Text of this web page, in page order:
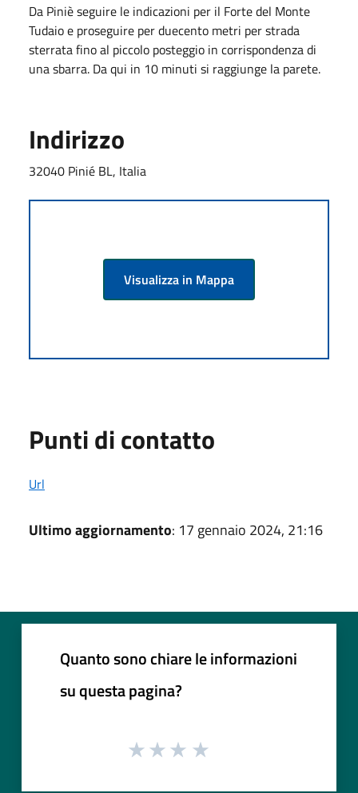
Da Piniè seguire le indicazioni per il Forte del Monte
Tudaio e proseguire per duecento metri per strada
sterrata fino al piccolo posteggio in corrispondenza di
una sbarra. Da qui in 10 minuti si raggiunge la parete.
Indirizzo
32040 Pinié BL, Italia
Visualizza in Mappa
Punti di contatto
Url
Ultimo aggiornamento: 17 gennaio 2024, 21:16
Quanto sono chiare le informazioni
su questa pagina?